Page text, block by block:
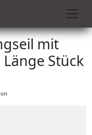
mit
Stück